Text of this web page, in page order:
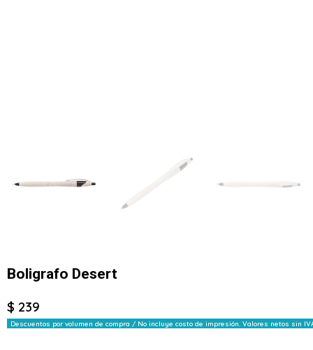
Boligrafo Desert
$ 239
Descuentos por volumen de compra / No incluye costo de impresión. Valores netos sin